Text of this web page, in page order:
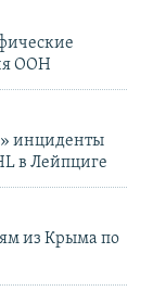
ООН
инциденты
в Лейпциге
из Крыма по